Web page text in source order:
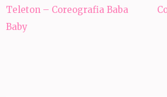
Navegação
de
Teleton – Coreografia Baba
Baby